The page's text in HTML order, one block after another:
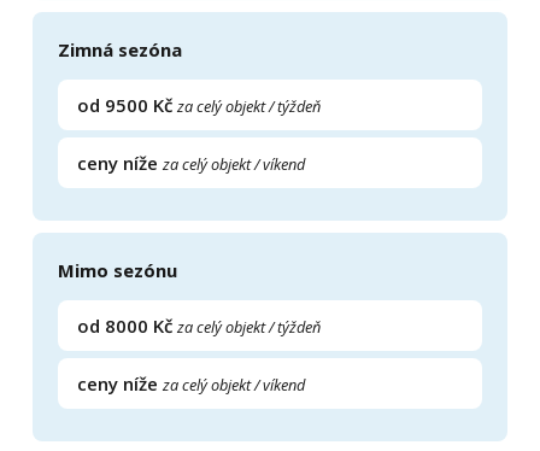
Zimná sezóna
od 9500 Kč za celý objekt / týždeň
ceny níže za celý objekt / víkend
Mimo sezónu
od 8000 Kč za celý objekt / týždeň
ceny níže za celý objekt / víkend